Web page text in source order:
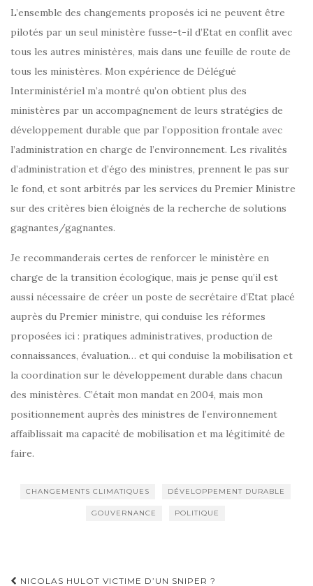
L’ensemble des changements proposés ici ne peuvent être
pilotés par un seul ministère fusse-t-il d’Etat en conflit avec
tous les autres ministères, mais dans une feuille de route de
tous les ministères. Mon expérience de Délégué
Interministériel m’a montré qu’on obtient plus des
ministères par un accompagnement de leurs stratégies de
développement durable que par l’opposition frontale avec
l’administration en charge de l’environnement. Les rivalités
d’administration et d’égo des ministres, prennent le pas sur
le fond, et sont arbitrés par les services du Premier Ministre
sur des critères bien éloignés de la recherche de solutions
gagnantes/gagnantes.
Je recommanderais certes de renforcer le ministère en
charge de la transition écologique, mais je pense qu’il est
aussi nécessaire de créer un poste de secrétaire d’Etat placé
auprès du Premier ministre, qui conduise les réformes
proposées ici : pratiques administratives, production de
connaissances, évaluation… et qui conduise la mobilisation et
la coordination sur le développement durable dans chacun
des ministères. C’était mon mandat en 2004, mais mon
positionnement auprès des ministres de l’environnement
affaiblissait ma capacité de mobilisation et ma légitimité de
faire.
CHANGEMENTS CLIMATIQUES DÉVELOPPEMENT DURABLE
GOUVERNANCE POLITIQUE
NICOLAS HULOT VICTIME D’UN SNIPER ?